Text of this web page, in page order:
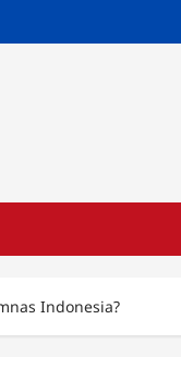
Indonesia?